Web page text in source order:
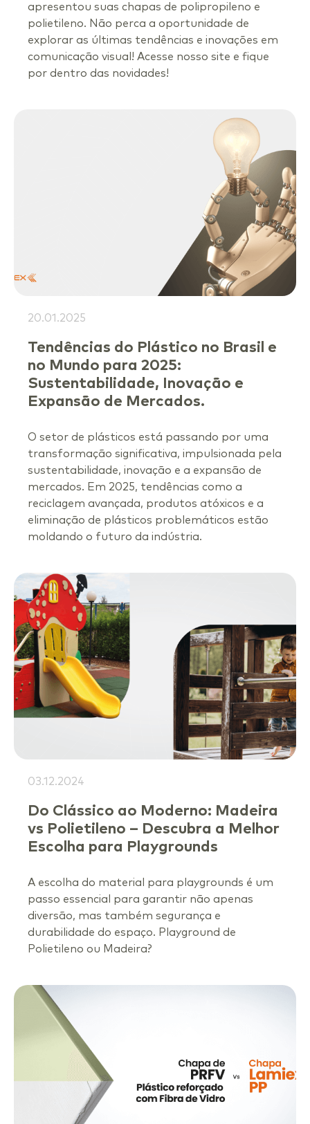
apresentou suas chapas de polipropileno e
polietileno. Não perca a oportunidade de
explorar as últimas tendências e inovações em
comunicação visual! Acesse nosso site e fique
por dentro das novidades!
20.01.2025
Tendências do Plástico no Brasil e
no Mundo para 2025:
Sustentabilidade, Inovação e
Expansão de Mercados.
O setor de plásticos está passando por uma
transformação significativa, impulsionada pela
sustentabilidade, inovação e a expansão de
mercados. Em 2025, tendências como a
reciclagem avançada, produtos atóxicos e a
eliminação de plásticos problemáticos estão
moldando o futuro da indústria.
03.12.2024
Do Clássico ao Moderno: Madeira
vs Polietileno – Descubra a Melhor
Escolha para Playgrounds
A escolha do material para playgrounds é um
passo essencial para garantir não apenas
diversão, mas também segurança e
durabilidade do espaço. Playground de
Polietileno ou Madeira?